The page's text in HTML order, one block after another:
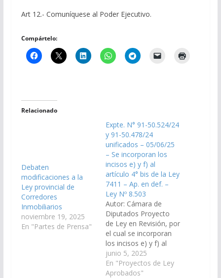
Art 12.- Comuníquese al Poder Ejecutivo.
Compártelo:
Relacionado
Debaten
modificaciones a la
Ley provincial de
Corredores
Inmobiliarios
noviembre 19, 2025
En "Partes de Prensa"
Expte. N° 91-50.524/24
y 91-50.478/24
unificados – 05/06/25
– Se incorporan los
incisos e) y f) al
artículo 4° bis de la Ley
7411 – Ap. en def. –
Ley Nº 8.503
Autor: Cámara de
Diputados Proyecto
de Ley en Revisión, por
el cual se incorporan
los incisos e) y f) al
artículo 4° bis de la Ley
7411 – Deudores
Alimentarios. (Expte.
junio 5, 2025
En "Proyectos de Ley
Aprobados"